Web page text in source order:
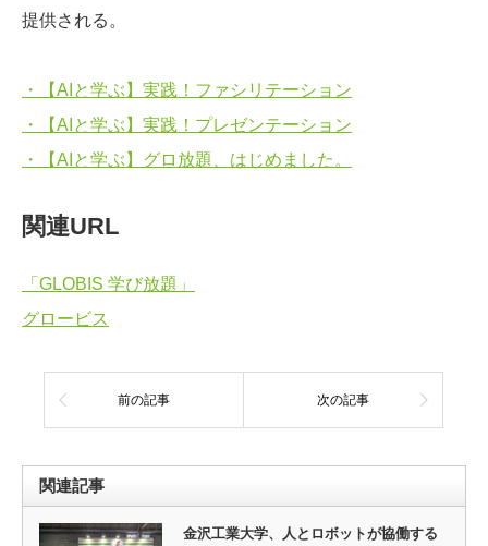
提供される。
・【AIと学ぶ】実践！ファシリテーション
・【AIと学ぶ】実践！プレゼンテーション
・【AIと学ぶ】グロ放題、はじめました。
関連URL
「GLOBIS 学び放題」
グロービス
前の記事 次の記事
関連記事
金沢工業大学、人とロボットが協働する